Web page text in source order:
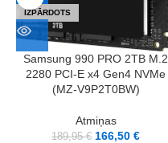
IZPĀRDOTS
Samsung 990 PRO 2TB M.2
2280 PCI-E x4 Gen4 NVMe
(MZ-V9P2T0BW)
Atmiņas
189,95€ 166,50€